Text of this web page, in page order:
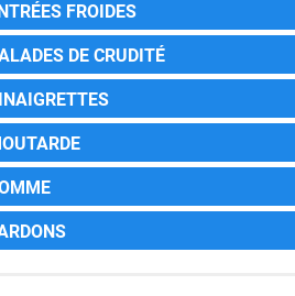
FROIDES
DE CRUDITÉ